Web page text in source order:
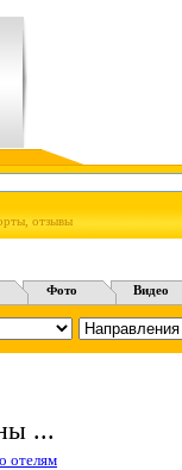
отзывы
Фото Видео
...
отелям